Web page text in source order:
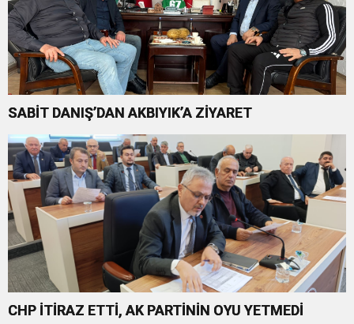
SABİT DANIŞ’DAN AKBIYIK’A ZİYARET
CHP İTİRAZ ETTİ, AK PARTİNİN OYU YETMEDİ